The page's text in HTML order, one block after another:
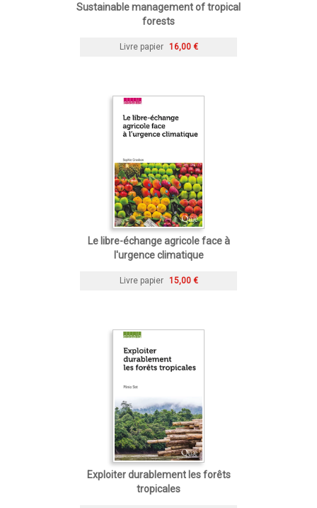
Sustainable management of tropical
forests
Livre papier 16,00 €
Le libre-échange agricole face à
l'urgence climatique
Livre papier 15,00 €
Exploiter durablement les forêts
tropicales